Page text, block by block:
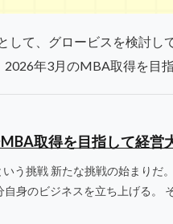
して、グロービスを検討
年3月のMBA取得を目指
取得を目指して経営
う挑戦 新たな挑戦の始まりだ
身のビジネスを立ち上げる。